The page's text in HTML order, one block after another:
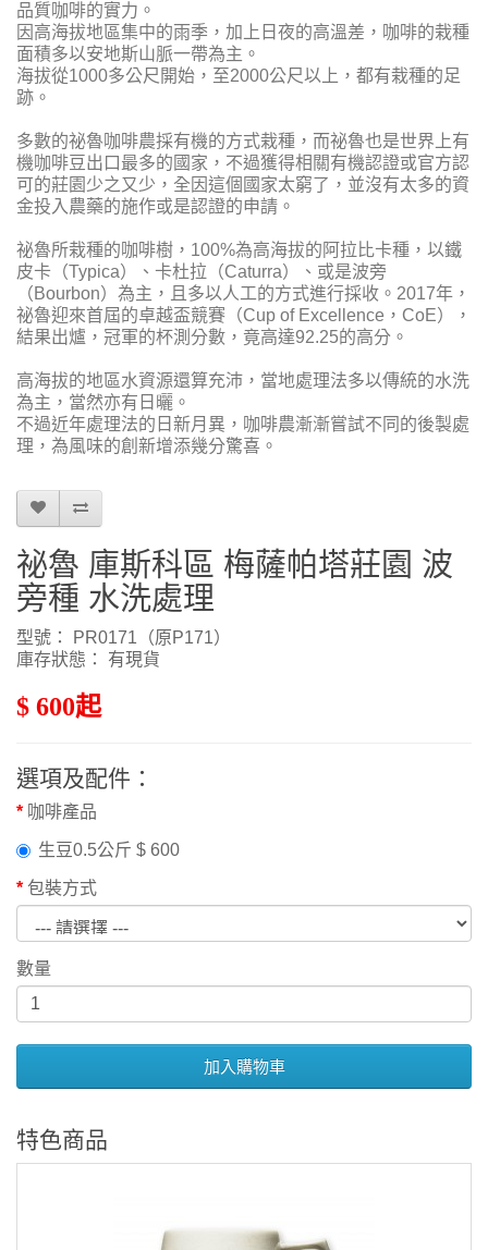
品質咖啡的實力。
因高海拔地區集中的雨季，加上日夜的高溫差，咖啡的栽種
面積多以安地斯山脈一帶為主。
海拔從1000多公尺開始，至2000公尺以上，都有栽種的足
跡。
多數的祕魯咖啡農採有機的方式栽種，而祕魯也是世界上有
機咖啡豆出口最多的國家，不過獲得相關有機認證或官方認
可的莊園少之又少，全因這個國家太窮了，並沒有太多的資
金投入農藥的施作或是認證的申請。
祕魯所栽種的咖啡樹，100%為高海拔的阿拉比卡種，以鐵
皮卡（Typica）、卡杜拉（Caturra）、或是波旁
（Bourbon）為主，且多以人工的方式進行採收。2017年，
祕魯迎來首屆的卓越盃競賽（Cup of Excellence，CoE），
結果出爐，冠軍的杯測分數，竟高達92.25的高分。
高海拔的地區水資源還算充沛，當地處理法多以傳統的水洗
為主，當然亦有日曬。
不過近年處理法的日新月異，咖啡農漸漸嘗試不同的後製處
理，為風味的創新增添幾分驚喜。
祕魯 庫斯科區 梅薩帕塔莊園 波
旁種 水洗處理
型號： PR0171（原P171）
庫存狀態： 有現貨
$ 600起
選項及配件：
咖啡產品
生豆0.5公斤 $ 600
包裝方式
數量
加入購物車
特色商品